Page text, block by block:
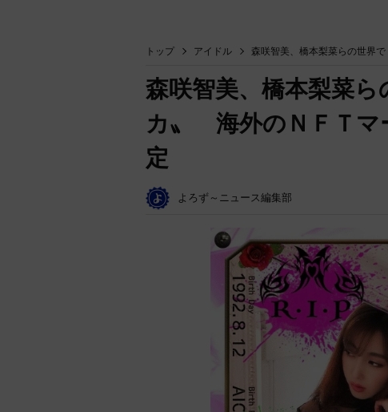
トップ アイドル 森咲智美、橋本梨菜らの世界
森咲智美、橋本梨菜
カ〟 海外のＮＦＴマ
定
よろず～ニュース編集部